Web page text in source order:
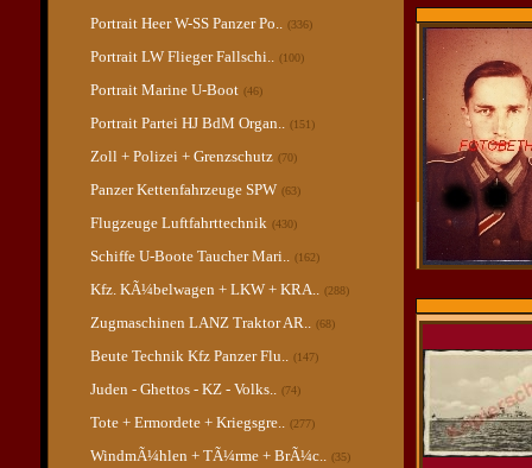
Portrait Heer W-SS Panzer Po.. (336)
Portrait LW Flieger Fallschi.. (100)
Portrait Marine U-Boot (46)
Portrait Partei HJ BdM Organ.. (151)
Zoll + Polizei + Grenzschutz (70)
Panzer Kettenfahrzeuge SPW (63)
Flugzeuge Luftfahrttechnik (430)
Schiffe U-Boote Taucher Mari.. (162)
Kfz. KÃ¼belwagen + LKW + KRA.. (288)
Zugmaschinen LANZ Traktor AR.. (68)
Beute Technik Kfz Panzer Flu.. (147)
Juden - Ghettos - KZ - Volks.. (74)
Tote + Ermordete + Kriegsgre.. (277)
WindmÃ¼hlen + TÃ¼rme + BrÃ¼c.. (35)